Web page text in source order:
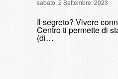
sabato, 2 Settembre, 2023
Il segreto? Vivere
Centro ti permette di
(di…